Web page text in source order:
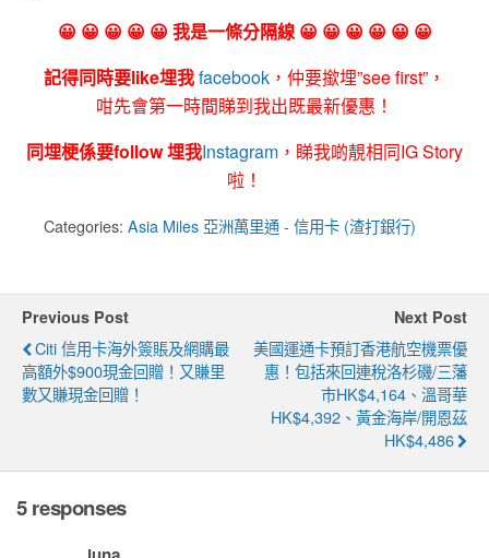
😀 😀 😀 😀 😀 我是一條分隔線 😀 😀 😀 😀 😀 😀
記得同時要like埋我facebook ，仲要撳埋”see first”，
咁先會第一時間睇到我出既最新優惠！
同埋梗係要follow 埋我Instagram ，睇我啲靚相同IG Story
啦！
Categories: Asia Miles 亞洲萬里通 - 信用卡 (渣打銀行)
Previous Post
Citi 信用卡海外簽賬及網購最
高額外$900現金回贈！又賺里
數又賺現金回贈！
Next Post
美國運通卡預訂香港航空機票優
惠！包括來回連稅洛杉磯/三藩
市HK$4,164、溫哥華
HK$4,392、黃金海岸/開恩茲
HK$4,486
5 responses